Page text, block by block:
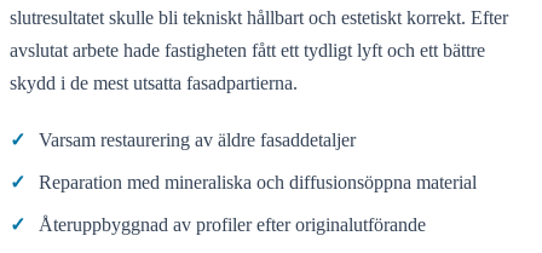
slutresultatet skulle bli tekniskt hållbart och estetiskt korrekt. Efter
avslutat arbete hade fastigheten fått ett tydligt lyft och ett bättre
skydd i de mest utsatta fasadpartierna.
✓ Varsam restaurering av äldre fasaddetaljer
✓ Reparation med mineraliska och diffusionsöppna material
✓ Återuppbyggnad av profiler efter originalutförande